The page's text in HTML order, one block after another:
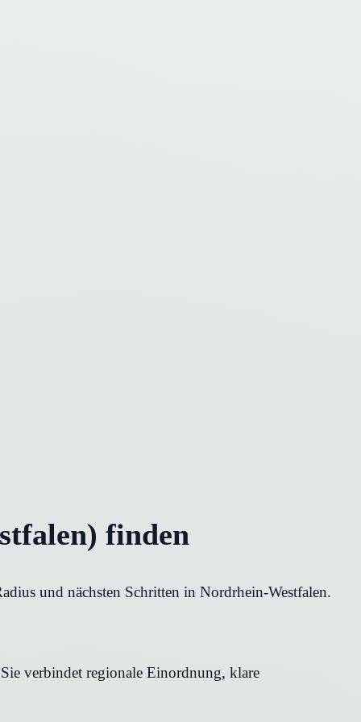
finden
und nächsten Schritten in Nordrhein-Westfalen.
verbindet regionale Einordnung, klare